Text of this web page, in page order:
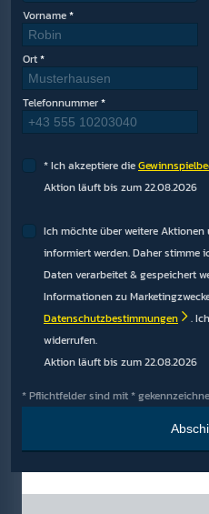
Vorname
Ort
Telefonnummer
Ich akzeptiere die
Aktion läuft bis zum 22.08.2026
Ich möchte über weitere
informiert werden. Daher stimme
Daten verarbeitet & gespeichert
Informationen zu
Datenschutzbestimmungen
.
widerrufen.
Aktion läuft bis zum 22.08.2026
* Pflichtfelder sind mit *